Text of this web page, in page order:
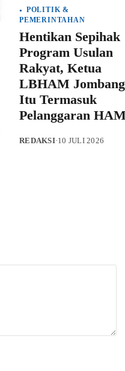
POLITIK &
PEMERINTAHAN
Hentikan Sepihak
Program Usulan
Rakyat, Ketua
LBHAM
Itu Termasuk
Pelanggaran
REDAKSI·10 JULI 2026